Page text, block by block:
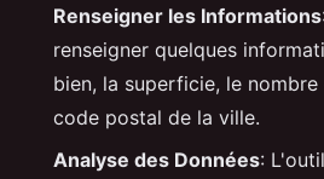
Renseigner les Informations
renseigner quelques
bien, la superficie, le
code postal de la ville.
Analyse des Données: